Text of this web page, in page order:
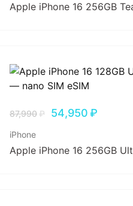
Apple iPhone 16 256GB
87,990₽ 54,950₽
iPhone
Apple iPhone 16 256GB